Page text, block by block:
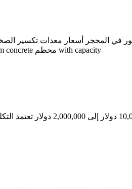
الكامل ranging from 20 tph to 150 tph asphalt drum mix plant asphalt drum concrete محطم with capacity
سعر مصنع كسارة الحجارة في